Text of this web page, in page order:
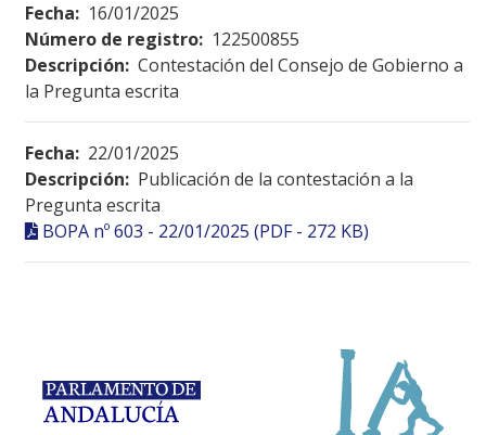
Fecha: 16/01/2025
Número de registro: 122500855
Descripción: Contestación del Consejo de Gobierno a
la Pregunta escrita
Fecha: 22/01/2025
Descripción: Publicación de la contestación a la
Pregunta escrita
BOPA nº 603 - 22/01/2025 (PDF - 272 KB)